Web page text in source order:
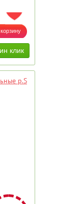
ДОБАВИТЬ В ИЗБРАННОЕ
р.S